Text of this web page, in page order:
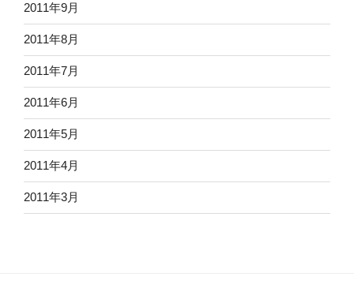
2011年9月
2011年8月
2011年7月
2011年6月
2011年5月
2011年4月
2011年3月